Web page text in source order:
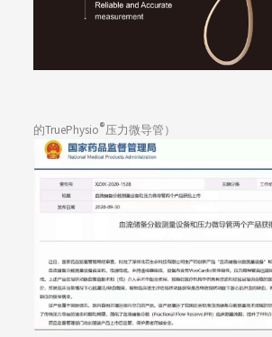
（北芯自
的TruePhysio®压力微导管）